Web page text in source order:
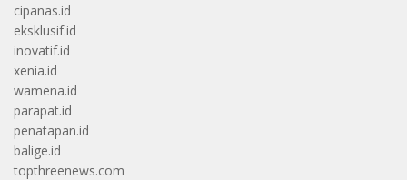
cipanas.id
eksklusif.id
inovatif.id
xenia.id
wamena.id
parapat.id
penatapan.id
balige.id
topthreenews.com